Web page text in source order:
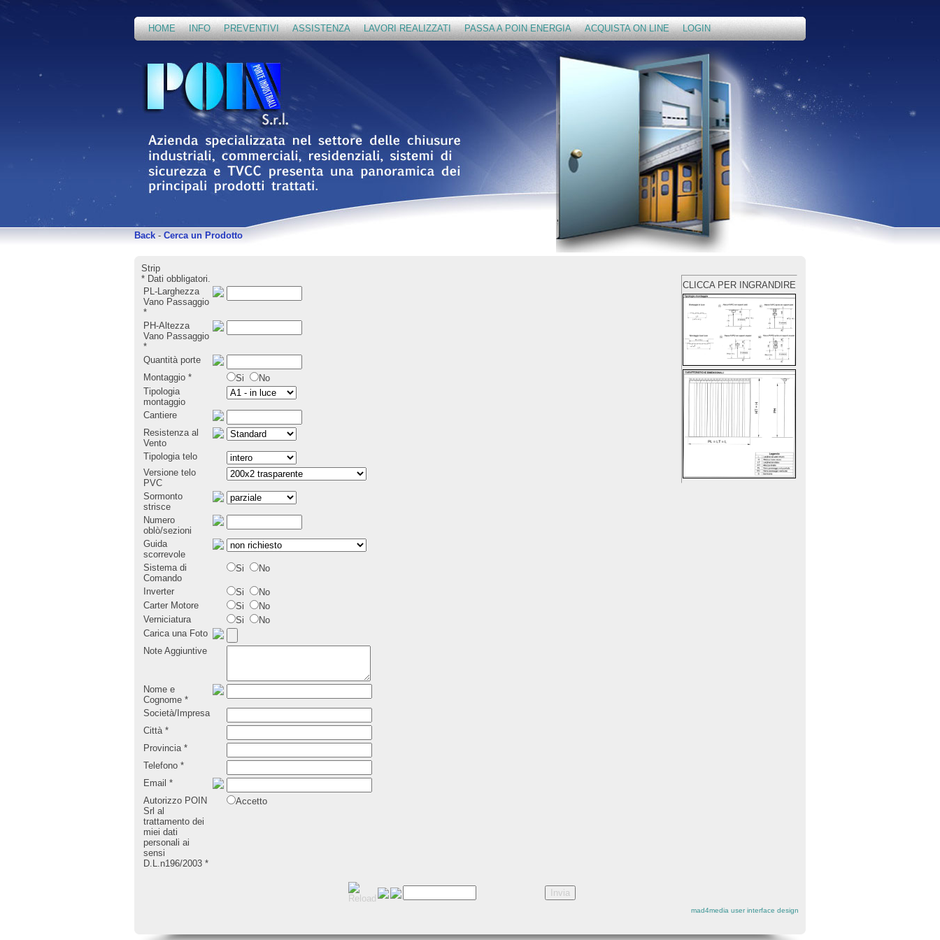
HOME INFO PREVENTIVI ASSISTENZA LAVORI REALIZZATI PASSA A POIN ENERGIA ACQUISTA ON LINE LOGIN
Back - Cerca un Prodotto
Strip
CLICCA PER INGRANDIRE
* Dati obbligatori.
PL-Larghezza
Vano Passaggio
*
PH-Altezza
Vano Passaggio
*
Quantità porte
Montaggio * Si
No
Tipologia
montaggio
Cantiere
Resistenza al
Vento
Tipologia telo
Versione telo
PVC
Sormonto
strisce
Numero
oblò/sezioni
Guida
scorrevole
Sistema di
Comando
Si No
Inverter Si
No
Carter Motore
Si
No
Verniciatura
Si
No
Carica una Foto
Note Aggiuntive
Nome e
Cognome *
Società/Impresa
Città *
Provincia *
Telefono *
Email *
Autorizzo POIN
Srl al
trattamento dei
miei dati
personali ai
sensi
D.L.n196/2003 *
Accetto
mad4media user interface design